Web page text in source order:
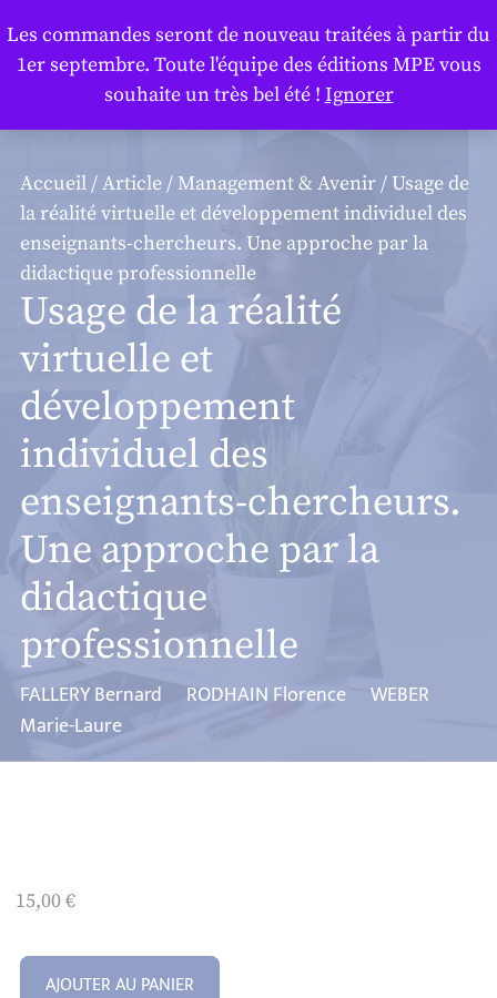
Accueil/Article/ Management & Avenir/ Usage de
la réalité virtuelle et développement individuel des
enseignants-chercheurs. Une approche par la
didactique professionnelle
Usage de la réalité
virtuelle et
développement
individuel des
enseignants-chercheurs.
Une approche par la
didactique
professionnelle
FALLERY Bernard RODHAIN Florence
WEBER
Marie-Laure
15,00€
AJOUTER AU PANIER
Les commandes seront de nouveau traitées à partir du
1er septembre. Toute l'équipe des éditions MPE vous
souhaite un très bel été ! Ignorer